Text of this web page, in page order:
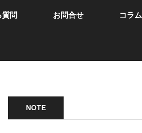
問 お問合せ コラム
NOTE